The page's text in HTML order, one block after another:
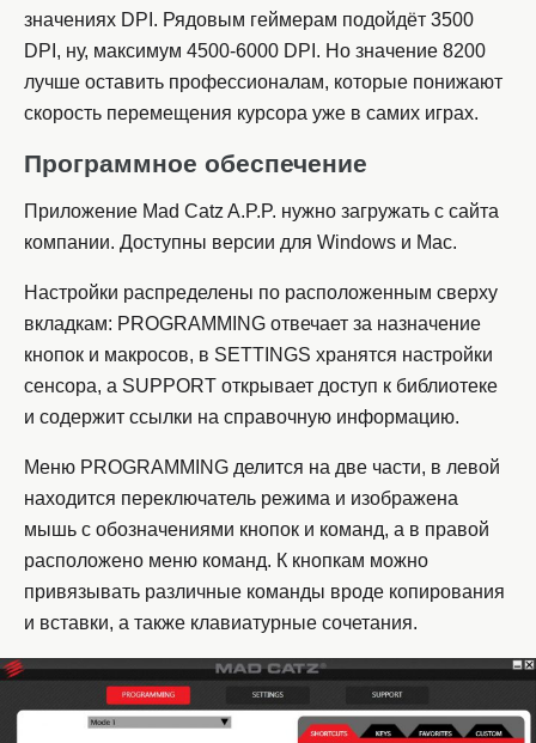
значениях DPI. Рядовым геймерам подойдёт 3500
DPI, ну, максимум 4500-6000 DPI. Но значение 8200
лучше оставить профессионалам, которые понижают
скорость перемещения курсора уже в самих играх.
Программное обеспечение
Приложение Mad Catz A.P.P. нужно загружать с сайта
компании. Доступны версии для Windows и Mac.
Настройки распределены по расположенным сверху
вкладкам: PROGRAMMING отвечает за назначение
кнопок и макросов, в SETTINGS хранятся настройки
сенсора, а SUPPORT открывает доступ к библиотеке
и содержит ссылки на справочную информацию.
Меню PROGRAMMING делится на две части, в левой
находится переключатель режима и изображена
мышь с обозначениями кнопок и команд, а в правой
расположено меню команд. К кнопкам можно
привязывать различные команды вроде копирования
и вставки, а также клавиатурные сочетания.